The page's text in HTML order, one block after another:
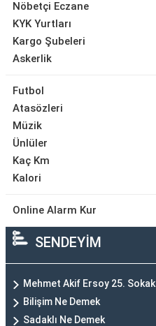
Nöbetçi Eczane
KYK Yurtları
Kargo Şubeleri
Askerlik
Futbol
Atasözleri
Müzik
Ünlüler
Kaç Km
Kalori
Online Alarm Kur
SENDEYİM
Mehmet Akif Ersoy 25. Sokak
Bilişim Ne Demek
Sadaklı Ne Demek